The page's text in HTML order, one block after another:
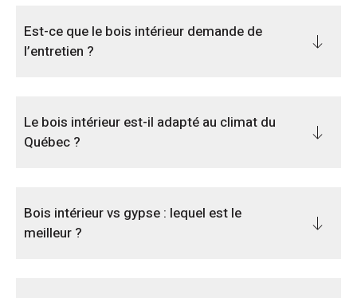
Est-ce que le bois intérieur demande de
l’entretien ?
Le bois intérieur est-il adapté au climat du
Québec ?
Bois intérieur vs gypse : lequel est le
meilleur ?